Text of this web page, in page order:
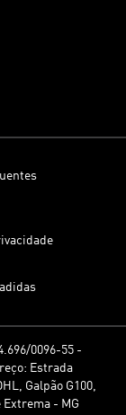
0096-55 -
Estrada
Galpão G100,
- MG